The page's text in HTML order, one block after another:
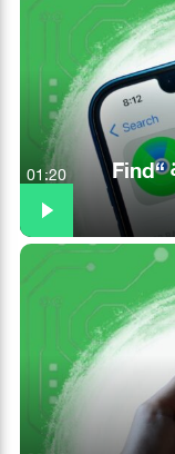
بعد سنوات.. “أندرويد” يدعم شبكة “Find
01:20